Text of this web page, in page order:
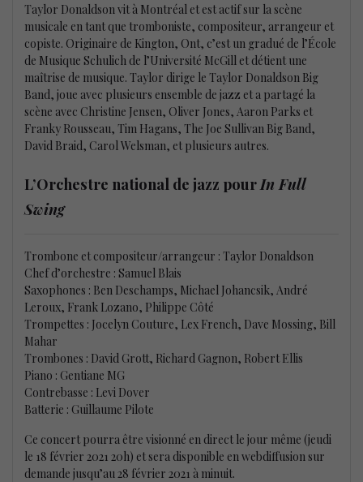
Taylor Donaldson vit à Montréal et est actif sur la scène
musicale en tant que tromboniste, compositeur, arrangeur et
copiste. Originaire de Kington, Ont, c’est un gradué de l’École
de Musique Schulich de l’Université McGill et détient une
maîtrise de musique. Taylor dirige le Taylor Donaldson Big
Band, joue avec plusieurs ensemble de jazz et a partagé la
scène avec Christine Jensen, Oliver Jones, Aaron Parks et
Franky Rousseau, Tim Hagans, The Joe Sullivan Big Band,
David Braid, Carol Welsman, et plusieurs autres.
L’Orchestre national de jazz pour In Full
Swing
Trombone et compositeur/arrangeur : Taylor Donaldson
Chef d’orchestre : Samuel Blais
Saxophones : Ben Deschamps, Michael Johancsik, André
Leroux, Frank Lozano, Philippe Côté
Trompettes : Jocelyn Couture, Lex French, Dave Mossing, Bill
Mahar
Trombones : David Grott, Richard Gagnon, Robert Ellis
Piano : Gentiane MG
Contrebasse : Levi Dover
Batterie : Guillaume Pilote
Ce concert pourra être visionné en direct le jour même (jeudi
le 18 février 2021 20h) et sera disponible en webdiffusion sur
demande jusqu’au 28 février 2021 à minuit.